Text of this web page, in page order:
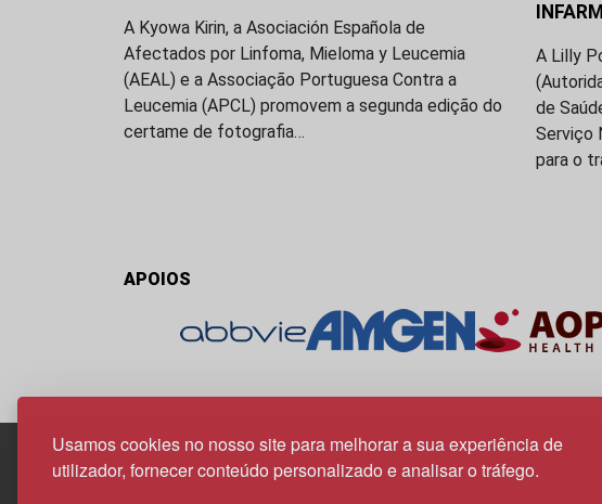
Usamos cookies no nosso site para melhorar a sua experiência de
utilizador, fornecer conteúdo personalizado e analisar o tráfego.
A Kyowa Kirin, a Asociación Española de
Afectados por Linfoma, Mieloma y Leucemia
(AEAL) e a Associação Portuguesa Contra a
Leucemia (APCL) promovem a segunda edição do
certame de fotografia…
A Lilly
de
Serviço
para o
APOIOS